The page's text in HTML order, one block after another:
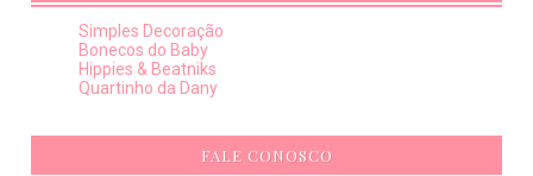
Simples Decoração
Bonecos do Baby
Hippies & Beatniks
Quartinho da Dany
FALE CONOSCO